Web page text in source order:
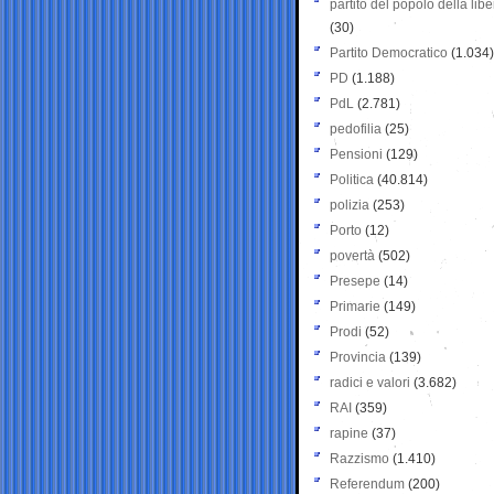
partito del popolo della
(30)
Partito Democratico (1.034)
PD (1.188)
PdL (2.781)
pedofilia (25)
Pensioni (129)
Politica (40.814)
polizia (253)
Porto (12)
povertà (502)
Presepe (14)
Primarie (149)
Prodi (52)
Provincia (139)
radici e valori (3.682)
RAI (359)
rapine (37)
Razzismo (1.410)
Referendum (200)